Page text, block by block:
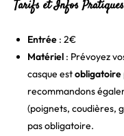
Tarifs et Infos Pratiques
Entrée : 2€
Matériel : Prévoyez
casque estobligatoire
recommandons
(poignets, coudières,
pas obligatoire.